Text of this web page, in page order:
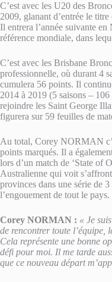
C’est avec les U20 des
2009, glanant d’entrée le
Il entrera l’année suivante
référence mondiale, dans
C’est avec les Brisbane
professionnelle, où durant 4
cumulera 56 points. Il
2014 à 2019 (5 saisons –
rejoindre les Saint George
figurera sur 59 feuilles de
Au total, Corey NORMAN
points marqués. Il a
lors d’un match de ‘State of
Australienne qui voit
provinces dans une série de
l’engouement de tout le pays.
Corey NORMAN : « Je
de rencontrer toute l’équipe,
Cela représente une bonne
défi pour moi. Il me tarde
que ce nouveau départ